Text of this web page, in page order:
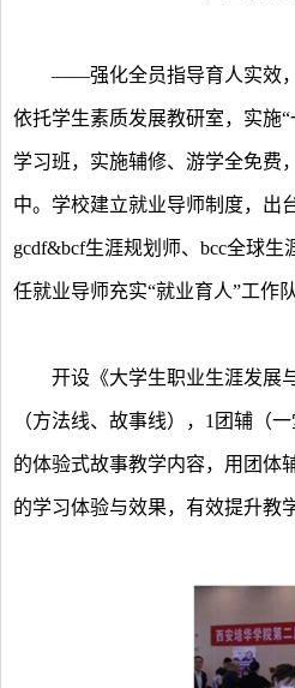
——强化全员指导育人实效，
依托学生素质发展教研室，实施
学习班，实施辅修、游学全免费
中。学校建立就业导师制度，出
gcdf&bcf生涯规划师、bcc全球
任就业导师充实“就业育人”工作
开设《大学生职业生涯发展与
（方法线、故事线），1团辅（
的体验式故事教学内容，用团体
的学习体验与效果，有效提升教